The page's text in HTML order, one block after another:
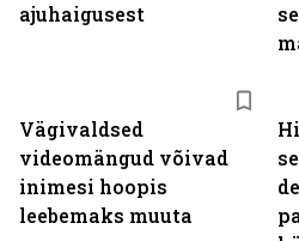
ajuhaigusest
Vägivaldsed
videomängud võivad
inimesi hoopis
leebemaks muuta